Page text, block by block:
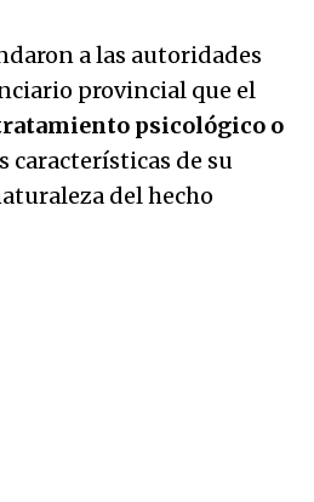
a las autoridades
provincial que el
psicológico o
características de su
del hecho